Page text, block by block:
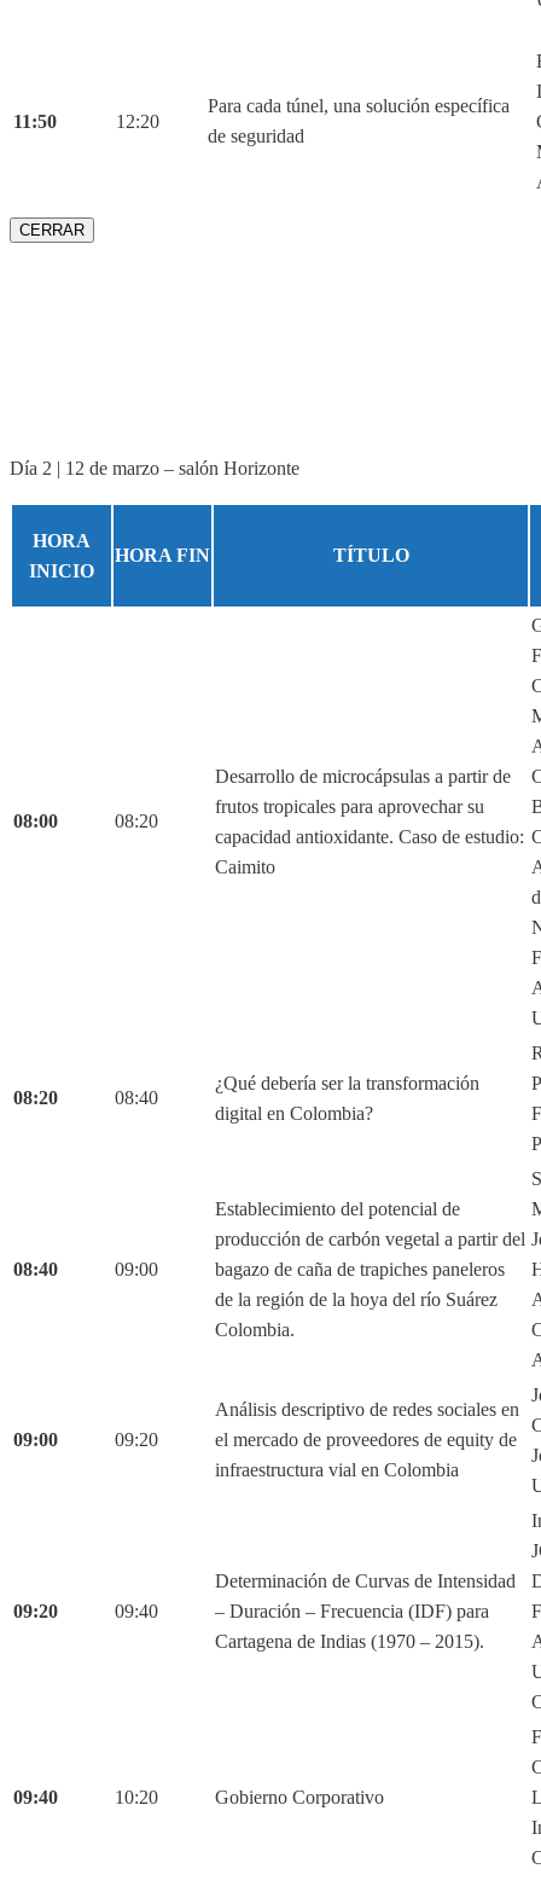
11:50 12:20
Para cada túnel, una solución específica
de seguridad
CERRAR
Día 2 | 12 de marzo – salón Horizonte
HORA
INICIO
HORA FIN TÍTULO
08:00 08:20
Desarrollo de microcápsulas a partir de
frutos tropicales para aprovechar su
capacidad antioxidante. Caso de estudio:
Caimito
08:20 08:40
¿Qué debería ser la transformación
digital en Colombia?
08:40 09:00
Establecimiento del potencial de
producción de carbón vegetal a partir del
bagazo de caña de trapiches paneleros
de la región de la hoya del río Suárez
Colombia.
09:00 09:20
Análisis descriptivo de redes sociales en
el mercado de proveedores de equity de
infraestructura vial en Colombia
09:20 09:40
Determinación de Curvas de Intensidad
– Duración – Frecuencia (IDF) para
Cartagena de Indias (1970 – 2015).
09:40 10:20 Gobierno Corporativo